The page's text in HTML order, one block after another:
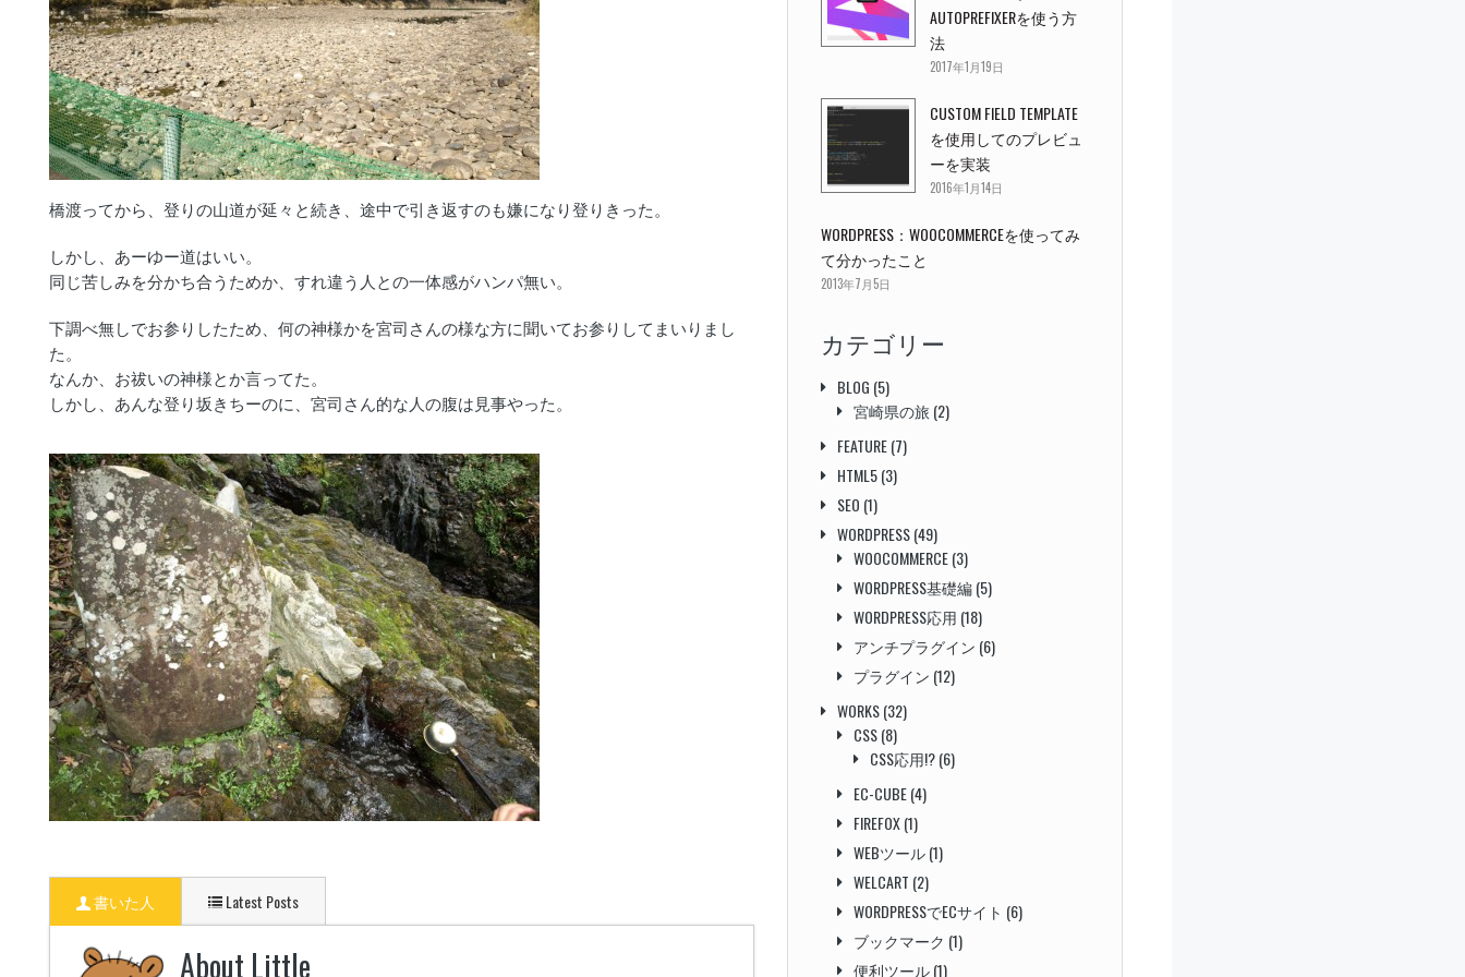
橋渡ってから、登りの山道が延々と続き、途中で引き返すのも嫌になり登りきった。
しかし、あーゆー道はいい。
同じ苦しみを分かち合うためか、すれ違う人との一体感がハンパ無い。
下調べ無しでお参りしたため、何の神様かを宮司さんの様な方に聞いてお参りしてまいりまし
た。
なんか、お祓いの神様とか言ってた。
しかし、あんな登り坂きちーのに、宮司さん的な人の腹は見事やった。
書いた人 Latest Posts
About Little
AUTOPREFIXERを使う方
法
2017年1月19日
CUSTOM FIELD TEMPLATE
を使用してのプレビュ
ーを実装
2016年1月14日
WORDPRESS：WOOCOMMERCEを使ってみ
て分かったこと
2013年7月5日
カテゴリー
BLOG (5)
宮崎県の旅 (2)
FEATURE(7)
HTML5(3)
SEO (1)
WORDPRESS(49)
WOOCOMMERCE(3)
WORDPRESS基礎編(5)
WORDPRESS応用 (18)
アンチプラグイン (6)
プラグイン (12)
WORKS(32)
CSS(8)
CSS応用!?(6)
EC-CUBE(4)
FIREFOX(1)
WEBツール(1)
WELCART (2)
WORDPRESSでECサイト (6)
ブックマーク (1)
便利ツール(1)